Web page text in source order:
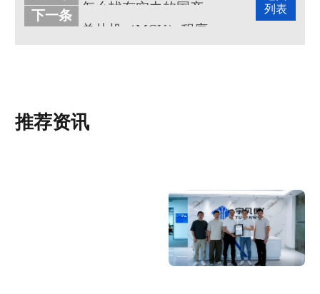
列表
下一条
单片机（MCU）程序方案开发设计的原则有哪些？
推荐资讯